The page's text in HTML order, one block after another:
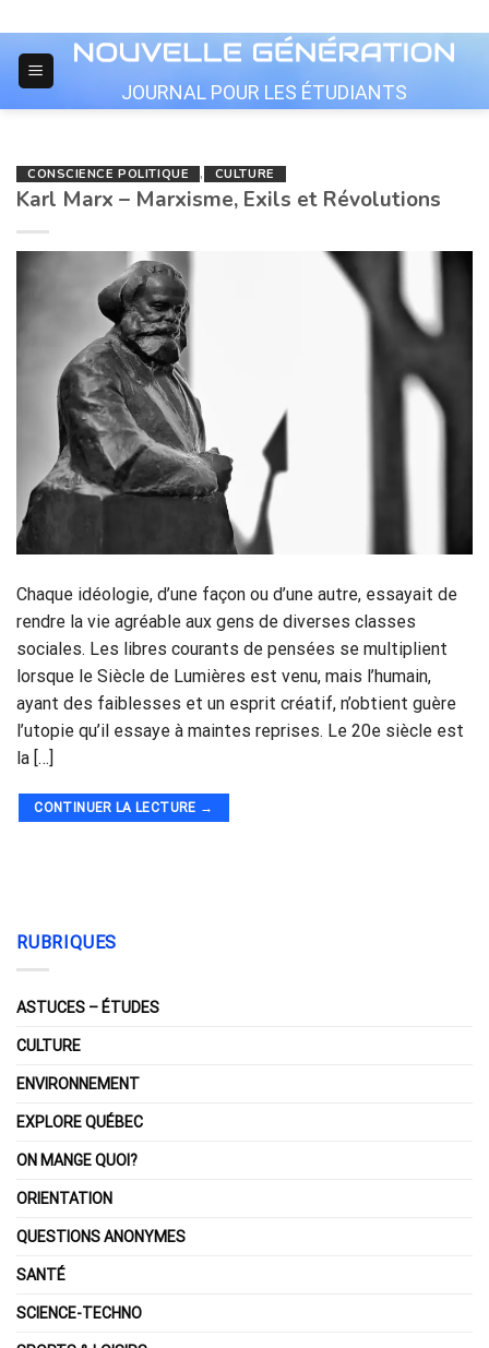
to
content
JOURNAL POUR LES ÉTUDIANTS
CONSCIENCE POLITIQUE , CULTURE
Karl Marx – Marxisme, Exils et Révolutions
Chaque idéologie, d’une façon ou d’une autre, essayait de
rendre la vie agréable aux gens de diverses classes
sociales. Les libres courants de pensées se multiplient
lorsque le Siècle de Lumières est venu, mais l’humain,
ayant des faiblesses et un esprit créatif, n’obtient guère
l’utopie qu’il essaye à maintes reprises. Le 20e siècle est
la […]
CONTINUER LA LECTURE →
RUBRIQUES
ASTUCES – ÉTUDES
CULTURE
ENVIRONNEMENT
EXPLORE QUÉBEC
ON MANGE QUOI?
ORIENTATION
QUESTIONS ANONYMES
SANTÉ
SCIENCE-TECHNO